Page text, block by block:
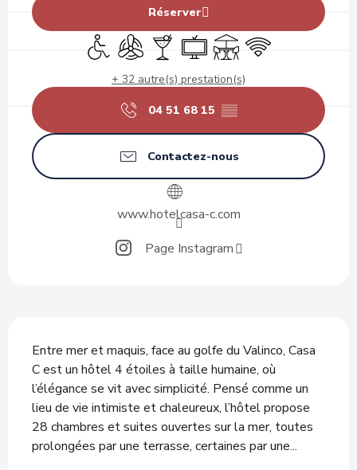
Réserver
Accès handicapés
Air conditionné
Bar / Buvette
TélévisionTerrasse
WiFi
+ 32 autre(s) prestation(s)
04 51 68 15 ▒▒
Contactez-nous
www.hotelcasa-c.com
Page Instagram
Entre mer et maquis, face au golfe du Valinco, Casa
C est un hôtel 4 étoiles à taille humaine, où
l’élégance se vit avec simplicité. Pensé comme un
lieu de vie intimiste et chaleureux, l’hôtel propose
28 chambres et suites ouvertes sur la mer, toutes
prolongées par une terrasse, certaines par une...